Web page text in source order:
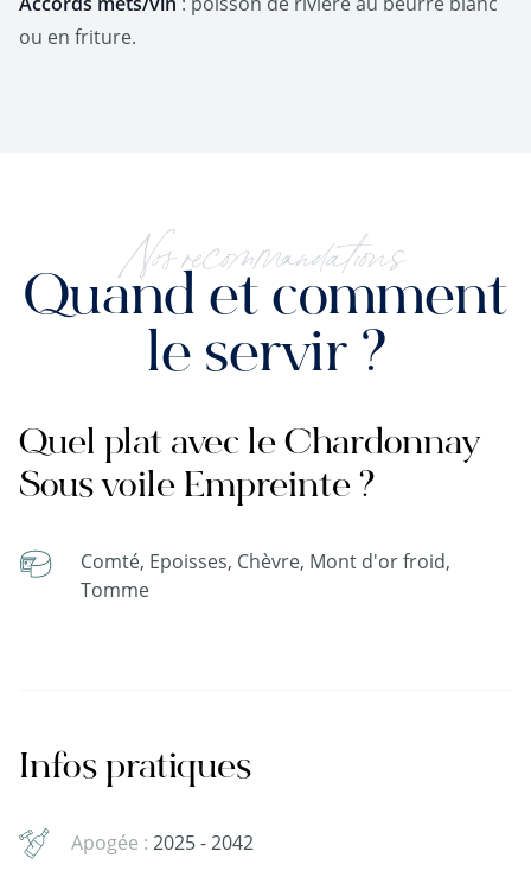
ou en friture.
Nos recommandations
Quand et comment
le servir ?
Quel plat avec le Chardonnay
Sous voile Empreinte ?
Comté, Epoisses, Chèvre, Mont d'or froid,
Tomme
Infos pratiques
Apogée : 2025 - 2042